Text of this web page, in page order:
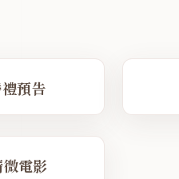
預告
電影